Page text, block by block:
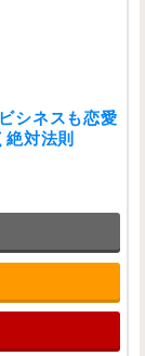
シネスも恋愛
対法則